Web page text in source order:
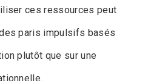
ces ressources peut
paris impulsifs basés
plutôt que sur une